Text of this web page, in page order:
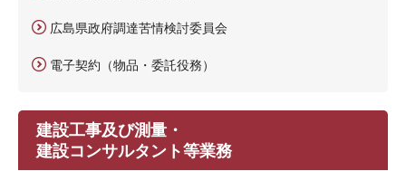
広島県政府調達苦情検討委員会
電子契約（物品・委託役務）
建設工事及び測量・
建設コンサルタント等業務